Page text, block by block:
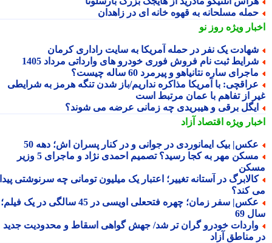
مسلحانه به قهوه خانه ای در زاهدان
ویژهروز نو
یک نفر در حمله آمریکا به سایت راداری کرمان
ثبت نام فروش فوری خودرو های وارداتی مرداد 1405
ساره نتانیاهو و پیرمرد 60 ساله چیست؟
با آمریکا مذاکره نداریم/باز شدن تنگه هرمز به شرایطی
از تفاهم با عمان مرتبط است
برقی و هیبریدی چه زمانی عرضه می شوند؟
ویژهاقتصاد آزاد
بیک ایمانوردی در جوانی و در کنار پسران اش؛ دهه 50
مسکن مهر به کجا رسید؟ تصمیم احمدی نژاد و ماجرای 5 وزیر
در آستانه تغییر؛ اعتبار یک میلیون تومانی چه سرنوشتی پیدا
کند؟
عکس| سفر زمان؛ چهره فتحعلی اویسی در 45 سالگی در یک فیلم؛
69
خودرو گران تر شد/ جهش گواهی اسقاط و محدودیت جدید
مناطق آزاد